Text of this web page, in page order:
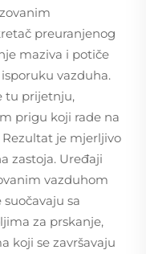
preuranjenog
maziva i potiče
vazduha.
tu prijetnju,
prigu koji rade na
je mjerljivo
zastoja. Uređaji
vazduhom
sa
za prskanje,
koji se završavaju